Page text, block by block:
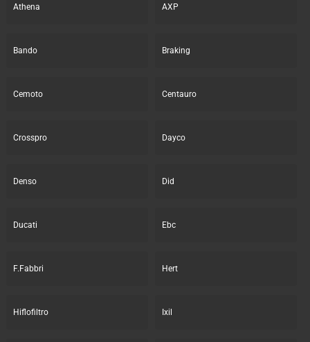
Athena AXP
Bando Braking
Cemoto Centauro
Crosspro Dayco
Denso Did
Ducati Ebc
F.Fabbri Hert
Hiflofiltro Ixil